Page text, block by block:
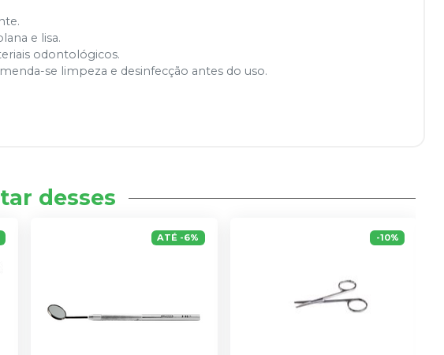
e lisa.
odontológicos.
se limpeza e desinfecção antes do uso.
desses
ATÉ -6% -10%